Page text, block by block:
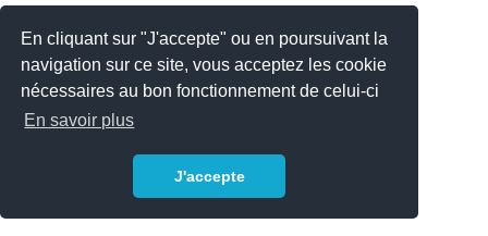
En cliquant sur "J'accepte" ou en poursuivant la
navigation sur ce site, vous acceptez les cookie
nécessaires au bon fonctionnement de celui-ci
En savoir plus
J'accepte